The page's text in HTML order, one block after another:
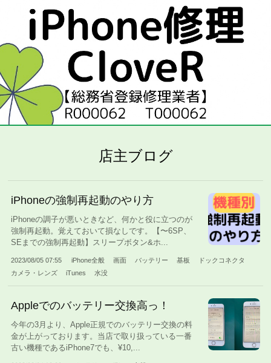
店主ブログ
iPhoneの強制再起動のやり方
iPhoneの調子が悪いときなど、何かと役に立つのが
強制再起動。覚えておいて損なしです。【〜6SP、
SEまでの強制再起動】スリープボタン&ホ...
2023/08/05 07:55 iPhone全般 画面 バッテリー 基板
ドックコネクタ
カメラ・レンズ
iTunes 水没
Appleでのバッテリー交換高っ！
今年の3月より、Apple正規でのバッテリー交換の料
金が上がっております。当店で取り扱っている一番
古い機種であるiPhone7でも、¥10,...